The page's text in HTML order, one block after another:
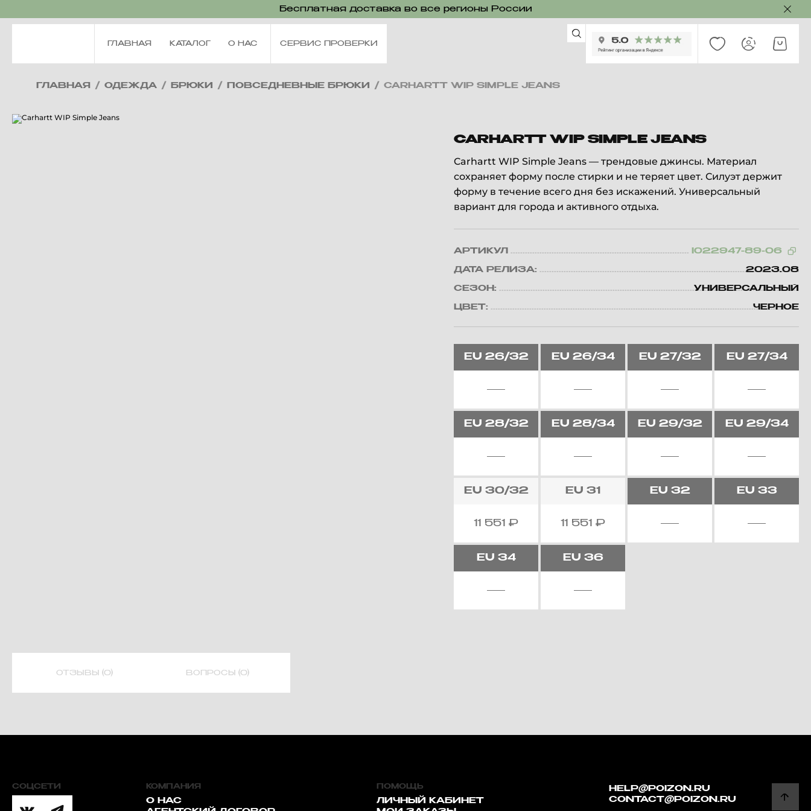
Бесплатная доставка во все регионы России
ГЛАВНАЯ КАТАЛОГ О НАС СЕРВИС ПРОВЕРКИ
ГЛАВНАЯ / ОДЕЖДА / БРЮКИ / ПОВСЕДНЕВНЫЕ БРЮКИ / CARHARTT WIP SIMPLE JEANS
CARHARTT WIP SIMPLE JEANS
Carhartt WIP Simple Jeans — трендовые джинсы. Материал
сохраняет форму после стирки и не теряет цвет. Силуэт держит
форму в течение всего дня без искажений. Универсальный
вариант для города и активного отдыха.
АРТИКУЛ I022947-89-06
ДАТА РЕЛИЗА: 2023.08
СЕЗОН: УНИВЕРСАЛЬНЫЙ
ЦВЕТ: ЧЕРНОЕ
EU 26/32 EU 26/34 EU 27/32 EU 27/34
EU 28/32 EU 28/34 EU 29/32 EU 29/34
EU 30/32
11 551₽
EU 31
11 551₽
EU 32 EU 33
EU 34 EU 36
ОТЗЫВЫ (0) ВОПРОСЫ (0)
СОЦСЕТИ КОМПАНИЯ
О НАС
HELP@POIZON.RU
CONTACT@POIZON.RU
ПОМОЩЬ
ЛИЧНЫЙ КАБИНЕТ